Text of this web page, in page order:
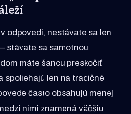
odpovedi, nestávate sa len
stávate sa samotnou
máte šancu preskočiť
spoliehajú len na tradičné
často obsahujú menej
nimi znamená väčšiu